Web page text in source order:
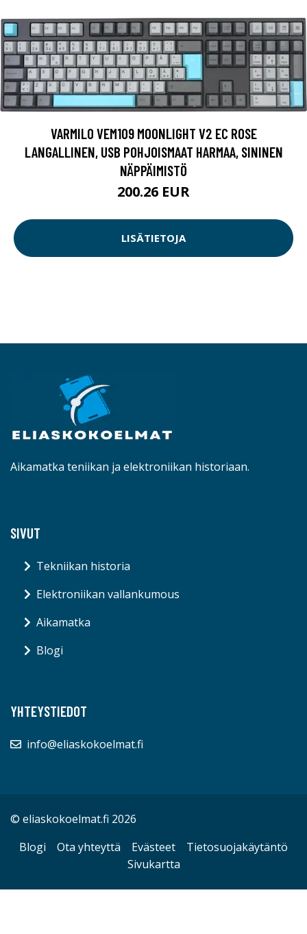
VARMILO VEM109 MOONLIGHT V2 EC ROSE
LANGALLINEN, USB POHJOISMAAT HARMAA, SININEN
NÄPPÄIMISTÖ
200.26 EUR
LISÄTIETOJA
Aikamatka teniikan ja elektroniikan historiaan.
SIVUT
Tekniikan historia
Elektroniikan vallankumous
Aikamatka
Blogi
YHTEYSTIEDOT
info@eliaskokoelmat.fi
© eliaskokoelmat.fi 2026
Blogi
Ota yhteyttä Evästeet
Tietosuojakäytäntö
Sivukartta